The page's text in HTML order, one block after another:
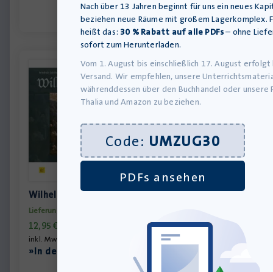
Wilhelm Tell – Schülerheft
Lieferung bis 11.08.2026
12,95€
inkl. MwSt., zzgl.
»In den Warenkorb
Nach über 13 Jahren beginnt für uns ein neues
beziehen neue Räume mit großem Lagerkomplex.
heißt das: 30 % Rabatt auf alle PDFs– ohne
sofort zum Herunterladen.
Vom 1. August bis einschließlich 17. August erfolgt
Versand. Wir empfehlen, unsere
währenddessen über den Buchhandel oder unsere
Thalia und Amazon zu beziehen.
Code: UMZUG30
PDFs ansehen